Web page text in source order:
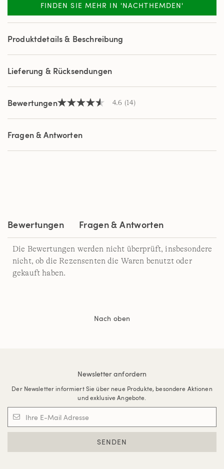
Reviews.
Link
derselben
FINDEN SIE MEHR IN 'NACHTHEMDEN'
Produktdetails & Beschreibung
Lieferung & Rücksendungen
Bewertungen4.6
5
Sternen,
Durchschnittswert
Bewertung.
4.6 (14)
Fragen & Antworten
Bewertungen Fragen & Antworten
Die Bewertungen werden nicht überprüft, insbesondere
nicht, ob die Rezensenten die Waren benutzt oder
gekauft haben.
Nach oben
Newsletter anfordern
Der Newsletter informiert Sie über neue Produkte, besondere Aktionen
und exklusive Angebote.
SENDEN